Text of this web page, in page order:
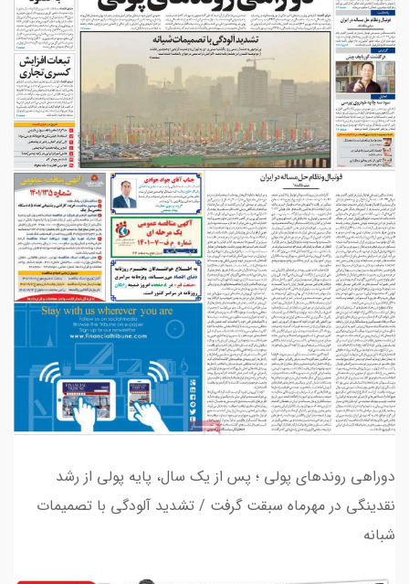
دوراهی روندهای پولی ؛ پس از یک سال، پایه پولی از رشد
نقدینگی در مهرماه سبقت گرفت / تشدید آلودگی با تصمیمات
شبانه